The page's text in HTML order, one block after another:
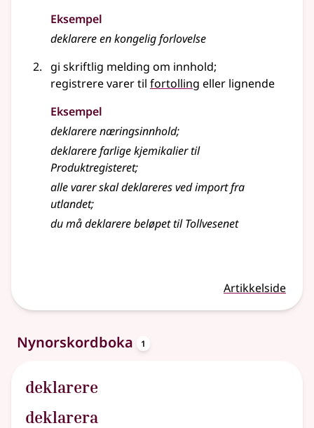
Eksempel
deklarere en kongelig forlovelse
gi skriftlig melding om innhold;
registrere varer til fortolling eller lignende
Eksempel
deklarere næringsinnhold;
deklarere farlige kjemikalier til
Produktregisteret;
alle varer skal deklareres ved import fra
utlandet;
du må deklarere beløpet til Tollvesenet
Artikkelside
Nynorskordboka 1
deklarere
deklarera